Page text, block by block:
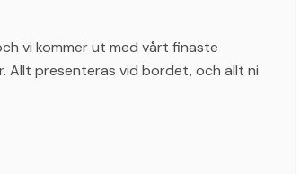
vi kommer ut med vårt finaste
Allt presenteras vid bordet, och allt ni